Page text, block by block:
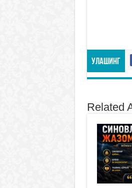
Улашинг
Related